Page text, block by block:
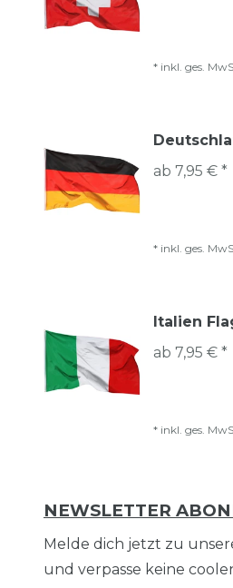
* inkl. ges.
ab 7,95 € *
* inkl. ges.
Italien
ab 7,95 € *
* inkl. ges.
NEWSLETTER
Melde dich jetzt zu
und verpasse keine